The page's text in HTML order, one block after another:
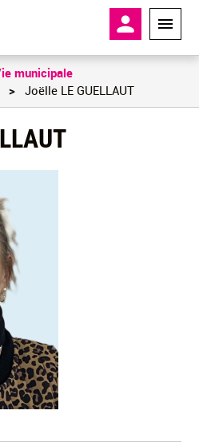
principal
En-tête -
municipale
Joëlle LE GUELLAUT